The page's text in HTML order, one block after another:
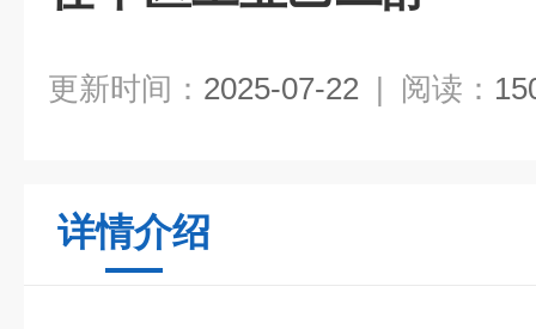
更新时间： 2025-07-22 | 阅读：
详情介绍